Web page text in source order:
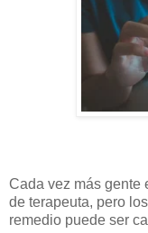
Cada vez más gente
de terapeuta, pero
remedio puede ser